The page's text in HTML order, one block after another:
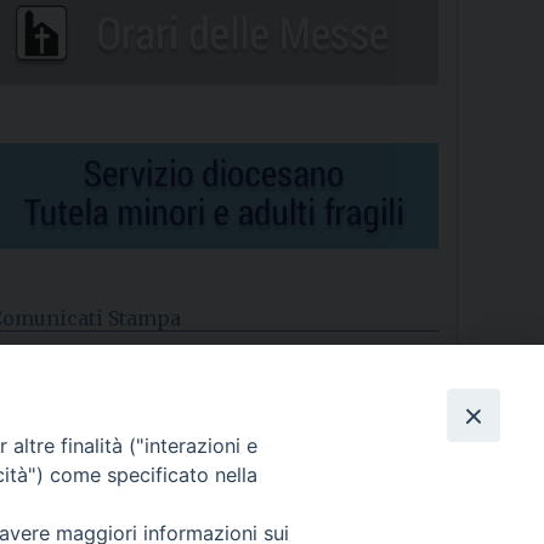
Stampa
la Consulta Diocesana delle Aggregazioni Laicali di
Archivio comunicati stampa
altre finalità ("interazioni e
come specificato nella
maggiori informazioni sui